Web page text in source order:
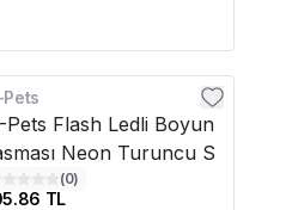
Pets Flash Ledli Boyun
Neon Turuncu S
(0)
TL